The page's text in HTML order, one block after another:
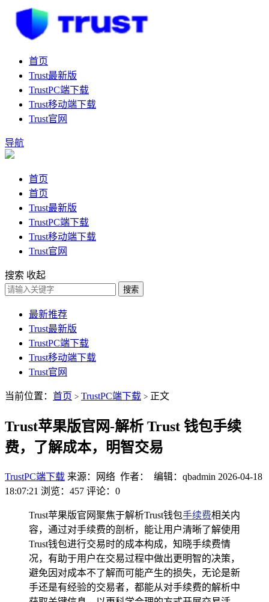
首页
Trust最新版
TrustPC端下载
Trust移动端下载
Trust官网
导航
首页
首页
Trust最新版
TrustPC端下载
Trust移动端下载
Trust官网
搜索 收起
搜索
最新推荐
Trust最新版
TrustPC端下载
Trust移动端下载
Trust官网
当前位置： 首页 > TrustPC端下载 > 正文
Trust苹果版官网-解析 Trust 钱包手续
费，了解成本，明智交易
TrustPC端下载 来源：网络 作者： 编辑：qbadmin 2026-04-18
18:07:21 浏览：457 评论：0
Trust苹果版官网聚焦于解析Trust钱包手续费相关内
容，通过对手续费的剖析，能让用户清晰了解使用
Trust钱包进行交易时的成本构成，知晓手续费情
况，有助于用户在交易过程中做出更明智的决策，
避免因对成本不了解而可能产生的损失，无论是新
手还是有经验的交易者，都能从对手续费的解析中